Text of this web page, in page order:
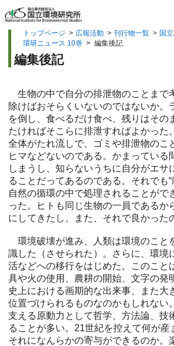
トップページ > 広報活動 > 刊行物一覧 > 国
環研ニュース 10巻 > 編集後記
編集後記
生物の中で自分の排泄物のことまで
除けばおそらくいないのではないか。
を倒し、食べるだけ食べ、残りはその
たければそこらに排泄すればよかった
全体がたれ流しで、ゴミや排泄物のこ
ヒマなどないのである。かまっている
しまうし、知らないうちに自分がエサ
ることだってあるのである。それでも
自然の循環の中で処理されることがで
った。ヒトも同じ生物の一員であるか
にしてきたし、また、それで良かった
環境破壊が進み、人類は環境のこと
識した（させられた）。さらに、環境
活などへの移行をはじめた。このこと
具や火の使用、農耕の開始、文字の発
史上における画期的な出来事、また大
位置づけられるものなのかもしれない
支える原動力として哲学、方法論、技
ることが多い。21世紀を控えて何が産
それになんらかの寄与ができるのか。